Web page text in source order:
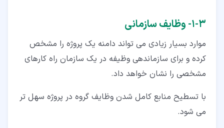
۳‏-‏۱‏- وظایف سازمانی
موارد بسیار زیادی می تواند دامنه یک پروژه را مشخص
کرده و برای سازماندهی وظیفه در یک سازمان راه کارهای
مشخصی را نشان خواهد داد.
با تسطیح منابع کامل شدن وظایف گروه در پروژه سهل تر
می شود.